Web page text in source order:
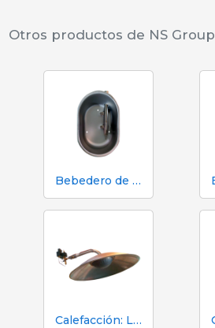
Otros productos de NS Group
Bebedero de Copa NS
Calefacción: Lámpara